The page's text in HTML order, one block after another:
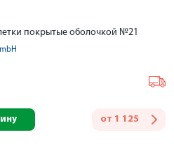
покрытые оболочкой №21
от 1 125